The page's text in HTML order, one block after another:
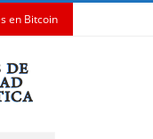
en Bitcoin